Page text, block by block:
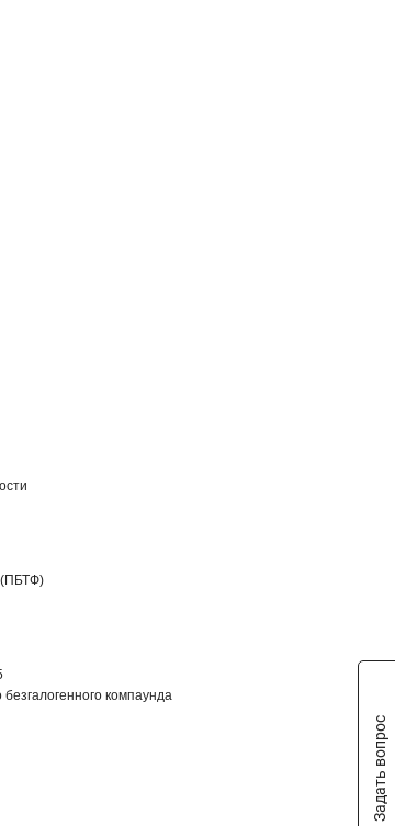
(ПБТФ)
компаунда
Задать вопрос